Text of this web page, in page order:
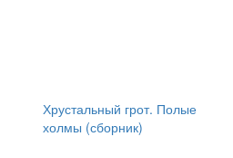
Хрустальный грот. Полые
холмы (сборник)